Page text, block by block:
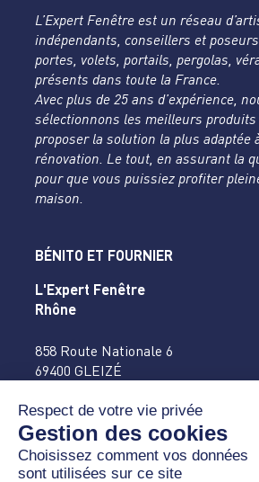
L’Expert Fenêtre est un réseau
indépendants, conseillers et
portes, volets, portails, pergolas,
présents dans toute la France.
Avec plus de 25 ans d’expérience,
sélectionnons les meilleurs produits
proposer la solution la plus adaptée
rénovation. Le tout, en assurant la
pour que vous puissiez profiter
maison.
BÉNITO ET FOURNIER
L'Expert Fenêtre
Rhône
858 Route Nationale 6
69400 GLEIZÉ
accueil@benitofournier.fr